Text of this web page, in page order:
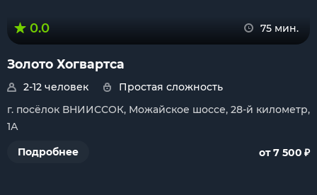
0.0 75 мин.
Золото Хогвартса
2-12 человек
Простая сложность
г. посёлок ВНИИССОК, Можайское шоссе, 28-й километр,
1А
Подробнее
от 7 500 ₽